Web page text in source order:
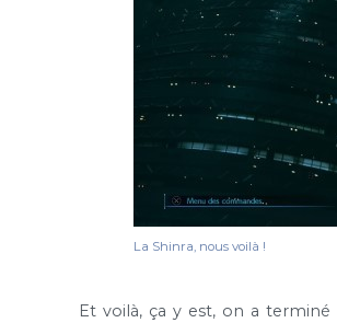
La Shinra, nous voilà !
Et voilà, ça y est, on a terminé